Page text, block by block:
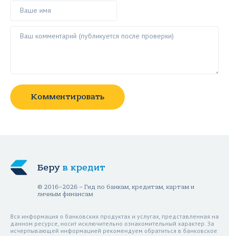
Комментировать
Беру в кредит
© 2016–2026 – Гид по банкам, кредитам, картам и
личным финансам
Вся информация о банковских продуктах и услугах, представленная на
данном ресурсе, носит исключительно ознакомительный характер. За
исчерпывающей информацией рекомендуем обратиться в банковское